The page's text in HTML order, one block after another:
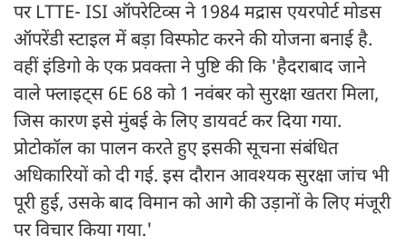
पर LTTE- ISI ऑपरेटिव्स ने 1984 मद्रास एयरपोर्ट मोडस
ऑपरेंडी स्टाइल में बड़ा विस्फोट करने की योजना बनाई है.
वहीं इंडिगो के एक प्रवक्ता ने पुष्टि की कि 'हैदराबाद जाने
वाले फ्लाइट्स 6E 68 को 1 नवंबर को सुरक्षा खतरा मिला,
जिस कारण इसे मुंबई के लिए डायवर्ट कर दिया गया.
प्रोटोकॉल का पालन करते हुए इसकी सूचना संबंधित
अधिकारियों को दी गई. इस दौरान आवश्यक सुरक्षा जांच भी
पूरी हुई, उसके बाद विमान को आगे की उड़ानों के लिए मंजूरी
पर विचार किया गया.'